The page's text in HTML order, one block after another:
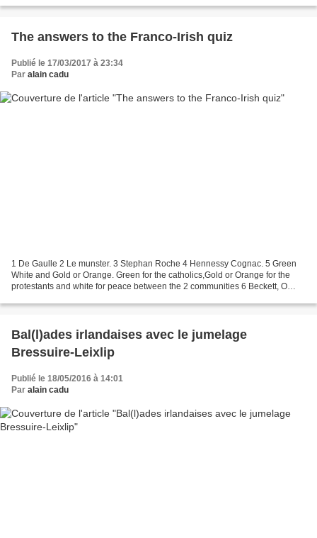
The answers to the Franco-Irish quiz
Publié le 17/03/2017 à 23:34
Par alain cadu
1 De Gaulle 2 Le munster. 3 Stephan Roche 4 Hennessy Cognac. 5 Green
White and Gold or Orange. Green for the catholics,Gold or Orange for the
protestants and white for peace between the 2 communities 6 Beckett, O
Bal(l)ades irlandaises avec le jumelage
Bressuire-Leixlip
Publié le 18/05/2016 à 14:01
Par alain cadu